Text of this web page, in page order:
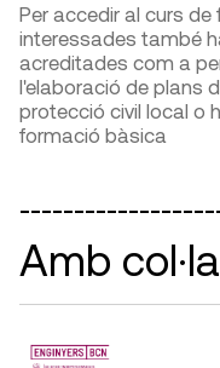
Per accedir al curs
interessades també
acreditades com a
l'elaboració de plans
protecció civil local o
formació bàsica
Amb